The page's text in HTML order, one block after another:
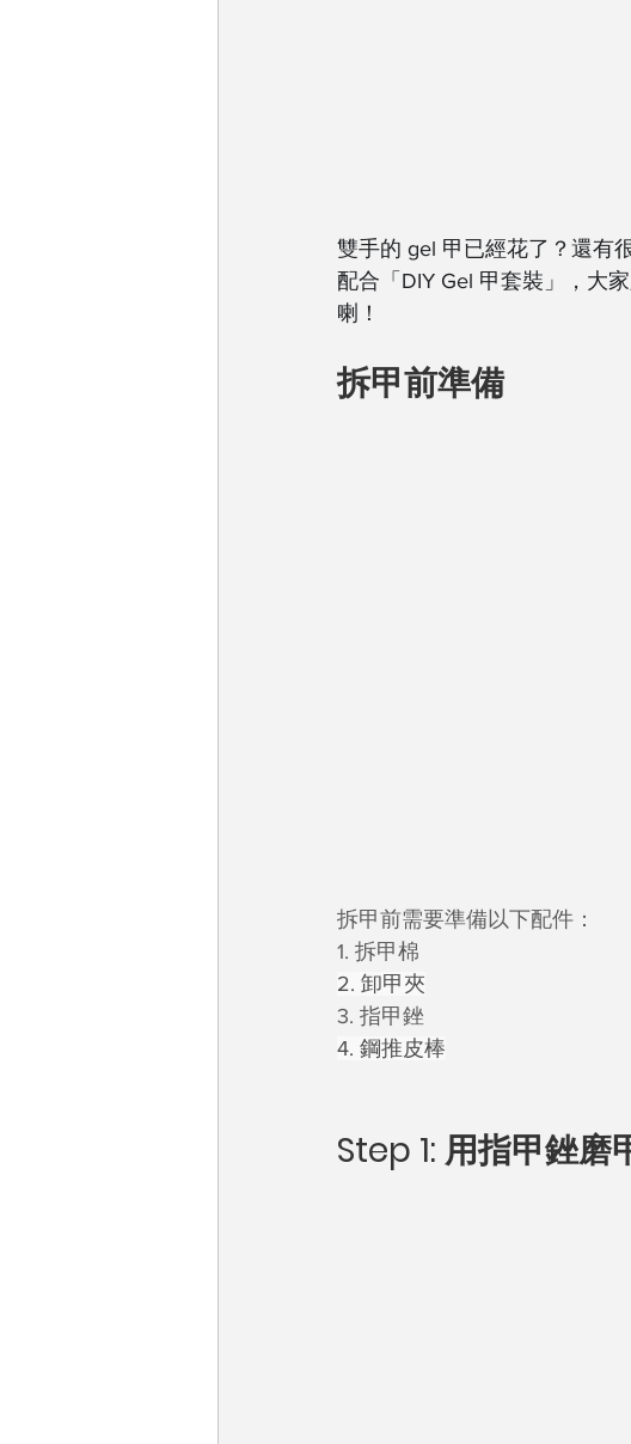
雙手的 gel 甲已經花了？還有
配合「DIY Gel 甲套裝」，大
喇！
拆甲前準備
拆甲前需要準備以下配件：
1. 拆甲棉
2. 卸甲夾
3. 指甲銼
4. 鋼推皮棒
Step 1: 用指甲銼磨